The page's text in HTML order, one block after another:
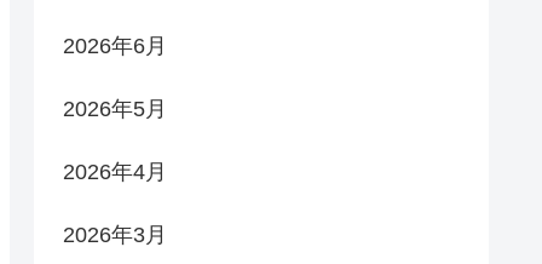
2026年6月
2026年5月
2026年4月
2026年3月